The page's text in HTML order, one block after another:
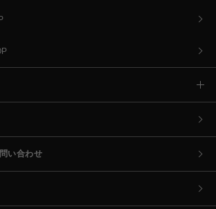
い合わせ